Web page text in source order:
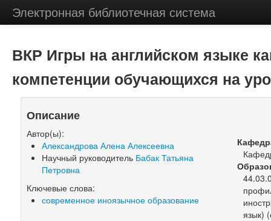
Электронная библиотечная система
ВКР Игры на английском языке
компетенции обучающихся на
Описание
Автор(ы):
Александрова Алена Алексеевна
Научный руководитель Бабак Татьяна
Петровна
Ключевые слова:
современное иноязычное образование
язык)